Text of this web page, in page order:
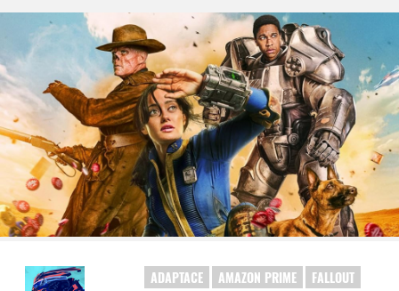
ADAPTACE AMAZON PRIME
FALLOUT